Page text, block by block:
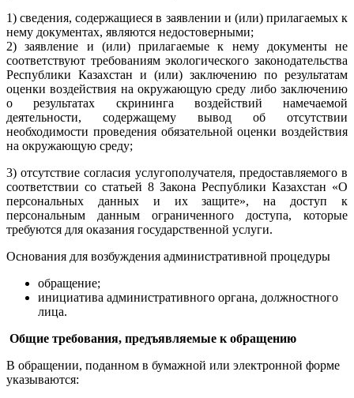
1) сведения, содержащиеся в заявлении и (или) прилагаемых к
нему документах, являются недостоверными;
2) заявление и (или) прилагаемые к нему документы не
соответствуют требованиям экологического законодательства
Республики Казахстан и (или) заключению по результатам
оценки воздействия на окружающую среду либо заключению
о результатах скрининга воздействий намечаемой
деятельности, содержащему вывод об отсутствии
необходимости проведения обязательной оценки воздействия
на окружающую среду;
3) отсутствие согласия услугополучателя, предоставляемого в
соответствии со статьей 8 Закона Республики Казахстан «О
персональных данных и их защите», на доступ к
персональным данным ограниченного доступа, которые
требуются для оказания государственной услуги.
Основания для возбуждения административной процедуры
обращение;
инициатива административного органа, должностного
лица.
Общие требования, предъявляемые к обращению
В обращении, поданном в бумажной или электронной форме
указываются: